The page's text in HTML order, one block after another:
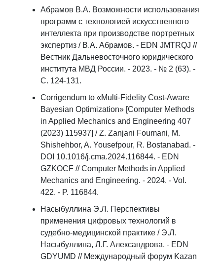
Абрамов В.А. Возможности использования
программ с технологией искусственного
интеллекта при производстве портретных
экспертиз / В.А. Абрамов. - EDN JMTRQJ //
Вестник Дальневосточного юридического
института МВД России. - 2023. - № 2 (63). -
С. 124-131.
Corrigendum to «Multi-Fidelity Cost-Aware
Bayesian Optimization» [Computer Methods
in Applied Mechanics and Engineering 407
(2023) 115937] / Z. Zanjani Foumani, M.
Shishehbor, A. Yousefpour, R. Bostanabad. -
DOI 10.1016/j.cma.2024.116844. - EDN
GZKOCF // Computer Methods in Applied
Mechanics and Engineering. - 2024. - Vol.
422. - P. 116844.
Насыбуллина Э.Л. Перспективы
применения цифровых технологий в
судебно-медицинской практике / Э.Л.
Насыбуллина, Л.Г. Александрова. - EDN
GDYUMD // Международный форум Kazan